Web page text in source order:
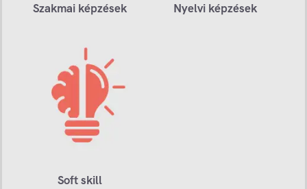
Szakmai képzések Nyelvi képzések
Soft skill